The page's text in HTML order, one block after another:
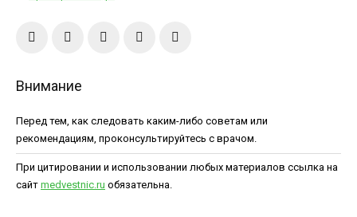
Внимание
Перед тем, как следовать каким-либо советам или
рекомендациям, проконсультируйтесь с врачом.
При цитировании и использовании любых материалов ссылка на
сайт medvestnic.ru обязательна.